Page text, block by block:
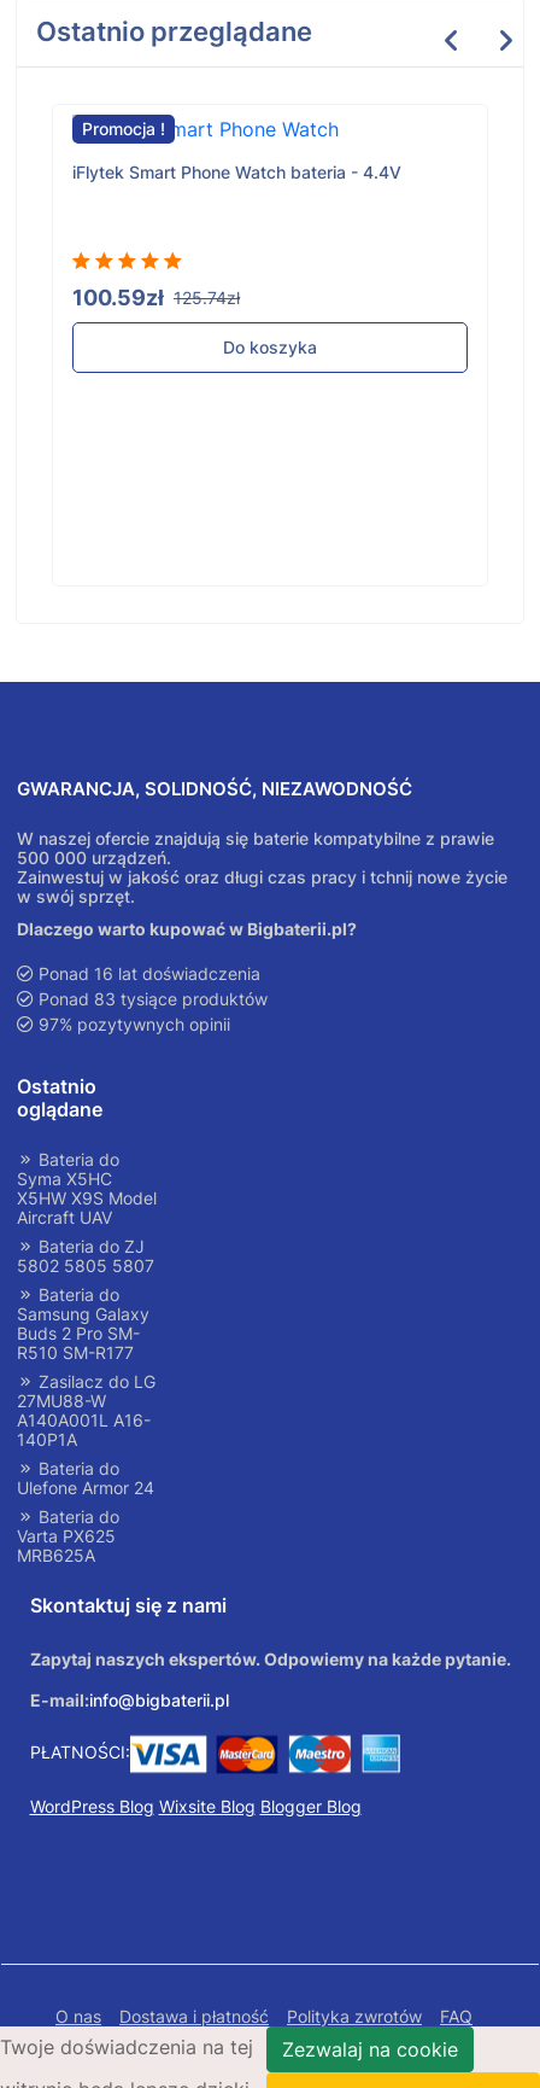
Ostatnio przeglądane
Promocja !
iFlytek Smart Phone Watch bateria - 4.4V
100.59zł 125.74zł
Do koszyka
GWARANCJA, SOLIDNOŚĆ, NIEZAWODNOŚĆ
W naszej ofercie znajdują się baterie kompatybilne z prawie
500 000 urządzeń.
Zainwestuj w jakość oraz długi czas pracy i tchnij nowe życie
w swój sprzęt.
Dlaczego warto kupować w Bigbaterii.pl?
Ponad 16 lat doświadczenia
Ponad 83 tysiące produktów
97% pozytywnych opinii
Ostatnio
oglądane
Bateria do
Syma X5HC
X5HW X9S Model
Aircraft UAV
Bateria do ZJ
5802 5805 5807
Bateria do
Samsung Galaxy
Buds 2 Pro SM-
R510 SM-R177
Zasilacz do LG
27MU88-W
A140A001L A16-
140P1A
Bateria do
Ulefone Armor 24
Bateria do
Varta PX625
MRB625A
Skontaktuj się z nami
Zapytaj naszych ekspertów. Odpowiemy na każde pytanie.
E-mail:info@bigbaterii.pl
PŁATNOŚCI:
WordPress Blog Wixsite Blog Blogger Blog
O nas Dostawa i płatność Polityka zwrotów
FAQ
Polityka prywatności
Mapa Strony
Twoje doświadczenia na tej
Zezwalaj na cookie